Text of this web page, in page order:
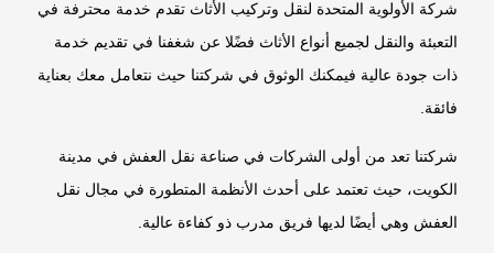
شركة الأولوية المتحدة لنقل وتركيب الأثاث تقدم خدمة محترفة في
التعبئة والنقل لجميع أنواع الأثاث فضًلا عن شغفنا في تقديم خدمة
ذات جودة عالية فيمكنك الوثوق في شركتنا حيث نتعامل معك بعناية
فائقة.
شركتنا تعد من أولى الشركات في صناعة نقل العفش في مدينة
الكويت، حيث تعتمد على أحدث الأنظمة المتطورة في مجال نقل
العفش وهي أيضًا لديها فريق مدرب ذو كفاءة عالية.